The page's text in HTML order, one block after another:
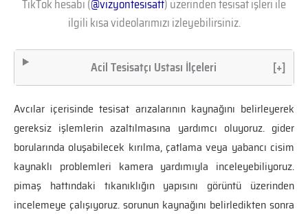
TikTok hesabı (@vizyontesisatt) üzerinden tesisat işleri ile
ilgili kısa videolarımızı izleyebilirsiniz.
Acil Tesisatçı Ustası İlçeleri [+]
Avcılar içerisinde tesisat arızalarının kaynağını belirleyerek
gereksiz işlemlerin azaltılmasına yardımcı oluyoruz. gider
borularında oluşabilecek kırılma, çatlama veya yabancı cisim
kaynaklı problemleri kamera yardımıyla inceleyebiliyoruz.
pimaş hattındaki tıkanıklığın yapısını görüntü üzerinden
incelemeye çalışıyoruz. sorunun kaynağını belirledikten sonra